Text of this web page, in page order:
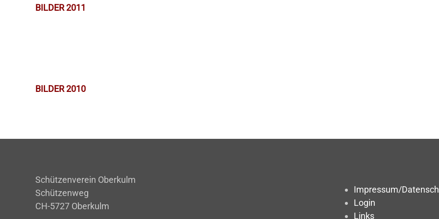
BILDER 2011
BILDER 2010
Schützenverein Oberkulm
Schützenweg
CH-5727 Oberkulm
Impressum/
Login
Links